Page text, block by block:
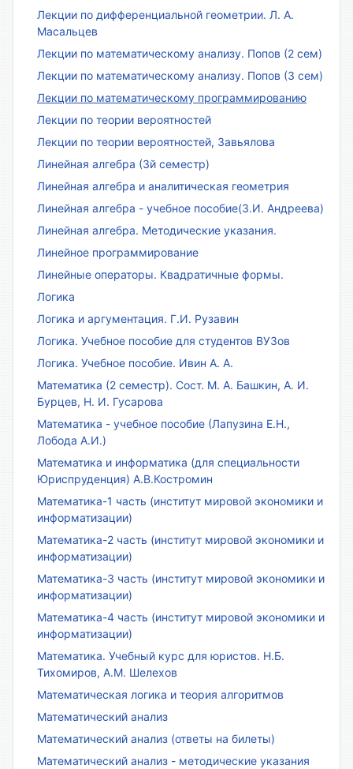
Лекции по дифференциальной геометрии. Л. А.
Масальцев
Лекции по математическому анализу. Попов (2 сем)
Лекции по математическому анализу. Попов (3 сем)
Лекции по математическому программированию
Лекции по теории вероятностей
Лекции по теории вероятностей, Завьялова
Линейная алгебра (3й семестр)
Линейная алгебра и аналитическая геометрия
Линейная алгебра - учебное пособие(З.И. Андреева)
Линейная алгебра. Методические указания.
Линейное программирование
Линейные операторы. Квадратичные формы.
Логика
Логика и аргументация. Г.И. Рузавин
Логика. Учебное пособие для студентов ВУЗов
Логика. Учебное пособие. Ивин А. А.
Математика (2 семестр). Сост. М. А. Башкин, А. И.
Бурцев, Н. И. Гусарова
Математика - учебное пособие (Лапузина Е.Н.,
Лобода А.И.)
Математика и информатика (для специальности
Юриспруденция) А.В.Костромин
Математика-1 часть (институт мировой экономики и
информатизации)
Математика-2 часть (институт мировой экономики и
информатизации)
Математика-3 часть (институт мировой экономики и
информатизации)
Математика-4 часть (институт мировой экономики и
информатизации)
Математика. Учебный курс для юристов. Н.Б.
Тихомиров, А.М. Шелехов
Математическая логика и теория алгоритмов
Математический анализ
Математический анализ (ответы на билеты)
Математический анализ - методические указания